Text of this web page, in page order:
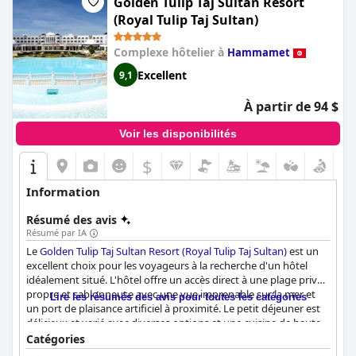
(Royal Tulip Taj Sultan)
Complexe hôtelier à Hammamet
9,1 Excellent
À partir de 94 $
Voir les disponibilités
$
Information
Résumé des avis
Résumé par IA
LeGolden Tulip Taj Sultan Resort (Royal Tulip Taj Sultan)est un
excellent choix pour les voyageurs à la recherche d'un hôtel
idéalement situé. L'hôtel offre un accès direct à une plage privée
propre et sablonneuse avec une vue imprenable sur la mer et
un port de plaisance artificiel à proximité. Le petit déjeuner est
délicieux et varié avec diverses options et une cuisine de haute
qualité. Bien que les opinions sur les options de dîner soient
mitigées, les clients notent l'excellente variété et la qualité du
Lire les résumés des avis pour toutes les catégories
Catégories